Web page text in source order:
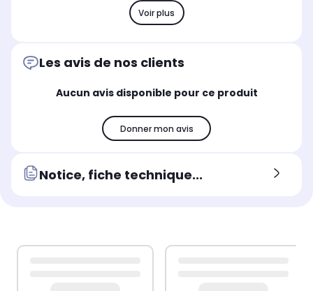
Voir plus
Les avis de nos clients
Aucun avis disponible pour ce produit
Donner mon avis
Notice, fiche technique...